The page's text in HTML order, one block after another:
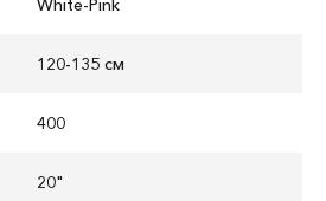
White-Pink
120-135 см
400
20"